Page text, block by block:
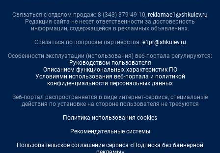
Связаться с отделом продаж: 8 (343) 379-49-10, reklamae1@shkulev.ru
Редакция сайта не несет ответственности за достоверность
информации, содержащейся в рекламных объявлениях.
Связаться по вопросам партнёрства: e1pr@shkulev.ru
Особенности эксплуатации (использования) веб-портала регулируются:
Руководством пользователя
Описанием функциональных характеристик ПО
Условиями использования веб-портала и политикой
конфиденциальности персональных данных
Веб-портал распространяется в виде интернет-сервиса, специальные
действия по установке на стороне пользователя не требуются
Политика использования cookies
Рекомендательные системы
Пользовательское соглашение сервиса «Подписка без баннерной